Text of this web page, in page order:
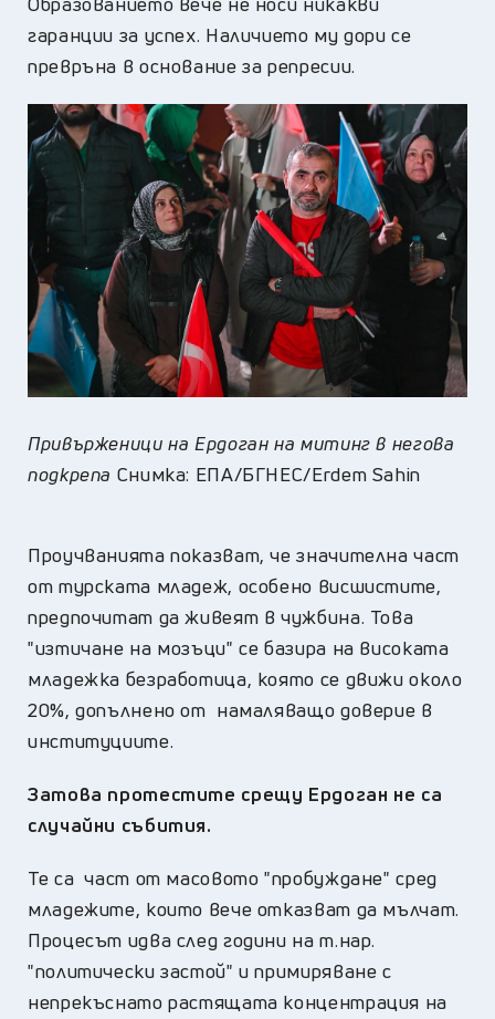
гаранции за успех. Наличието му дори се
превръна в основание за репресии.
Привърженици на Ердоган на митинг в негова
подкрепа Снимка: ЕПА/БГНЕС/Erdem Sahin
Проучванията показват, че значителна част
от турската младеж, особено висшистите,
предпочитат да живеят в чужбина. Това
"изтичане на мозъци" се базира на високата
младежка безработица, която се движи около
20%, допълнено от намаляващо доверие в
институциите.
Затова протестите срещу Ердоган не са
случайни събития.
Те са част от масовото "пробуждане" сред
младежите, които вече отказват да мълчат.
Процесът идва след години на т.нар.
"политически застой" и примиряване с
непрекъснато растящата концентрация на